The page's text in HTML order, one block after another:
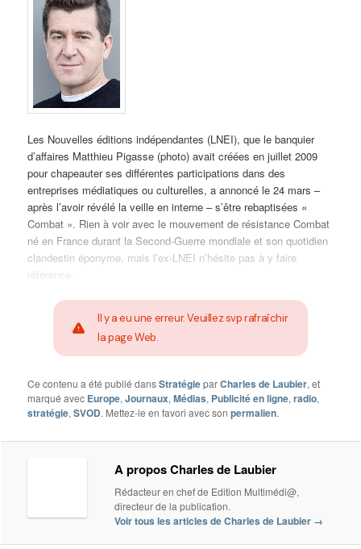
Les Nouvelles éditions indépendantes (LNEI), que le banquier
d’affaires Matthieu Pigasse (photo) avait créées en juillet 2009
pour chapeauter ses différentes participations dans des
entreprises médiatiques ou culturelles, a annoncé le 24 mars –
après l’avoir révélé la veille en interne – s’être rebaptisées «
Combat ». Rien à voir avec le mouvement de résistance Combat
né en France durant la Second-Guerre mondiale et son quotidien
clandestin éponyme, mais l’ex-LNEI n’hésite pas à y faire
référence.
Il y a eu une erreur. Veuillez svp rafraîchir
la page Web.
Ce contenu a été publié dansStratégieparCharles de Laubier, et
marqué avec Europe,Journaux,Médias, Publicité en ligne,radio,
stratégie,SVOD. Mettez-le en favori avec sonpermalien.
A propos Charles de Laubier
Rédacteur en chef de Edition Multimédi@,
directeur de la publication.
Voir tous les articles de Charles de Laubier →